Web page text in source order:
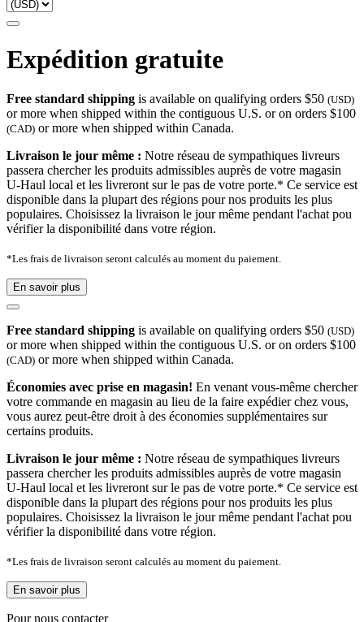
Expédition gratuite
Free standard shipping is available on qualifying orders $50 (USD)
or more when shipped within the contiguous U.S. or on orders $100
(CAD) or more when shipped within Canada.
Livraison le jour même : Notre réseau de sympathiques livreurs
passera chercher les produits admissibles auprès de votre magasin
U-Haul local et les livreront sur le pas de votre porte.* Ce service est
disponible dans la plupart des régions pour nos produits les plus
populaires. Choisissez la livraison le jour même pendant l'achat pou
vérifier la disponibilité dans votre région.
*Les frais de livraison seront calculés au moment du paiement.
En savoir plus
Free standard shipping is available on qualifying orders $50 (USD)
or more when shipped within the contiguous U.S. or on orders $100
(CAD) or more when shipped within Canada.
Économies avec prise en magasin! En venant vous-même chercher
votre commande en magasin au lieu de la faire expédier chez vous,
vous aurez peut-être droit à des économies supplémentaires sur
certains produits.
Livraison le jour même : Notre réseau de sympathiques livreurs
passera chercher les produits admissibles auprès de votre magasin
U-Haul local et les livreront sur le pas de votre porte.* Ce service est
disponible dans la plupart des régions pour nos produits les plus
populaires. Choisissez la livraison le jour même pendant l'achat pou
vérifier la disponibilité dans votre région.
*Les frais de livraison seront calculés au moment du paiement.
En savoir plus
Pour nous contacter